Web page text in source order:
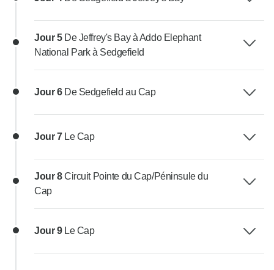
Jour 5 De Jeffrey's Bay à Addo Elephant
National Park à Sedgefield
Jour 6 De Sedgefield au Cap
Jour 7 Le Cap
Jour 8Circuit Pointe du Cap/Péninsule du
Cap
Jour 9 Le Cap